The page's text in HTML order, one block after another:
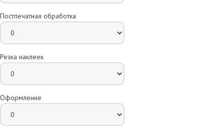
Постпечатная обработка
Резка наклеек
Оформление